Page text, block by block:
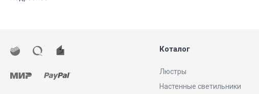
Коталог
Люстры
Настенные светильники